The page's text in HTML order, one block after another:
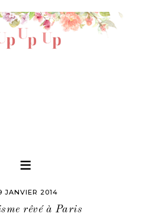
JANVIER 2014
rêvé à Paris